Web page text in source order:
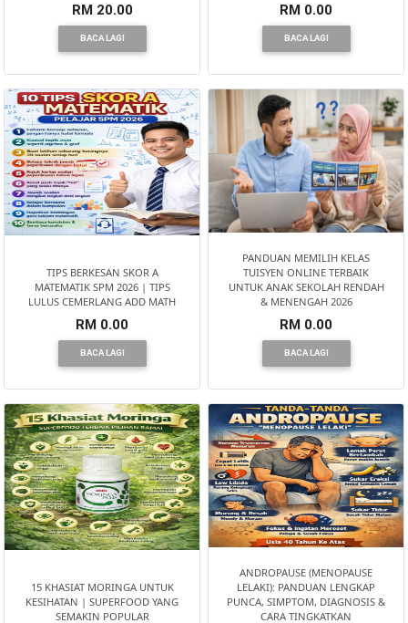
RM 20.00
BACA LAGI
RM 0.00
BACA LAGI
TIPS BERKESAN SKOR A
MATEMATIK SPM 2026 | TIPS
LULUS CEMERLANG ADD MATH
RM 0.00
BACA LAGI
PANDUAN MEMILIH KELAS
TUISYEN ONLINE TERBAIK
UNTUK ANAK SEKOLAH RENDAH
& MENENGAH 2026
RM 0.00
BACA LAGI
15 KHASIAT MORINGA UNTUK
KESIHATAN | SUPERFOOD YANG
SEMAKIN POPULAR
ANDROPAUSE (MENOPAUSE
LELAKI): PANDUAN LENGKAP
PUNCA, SIMPTOM, DIAGNOSIS &
CARA TINGKATKAN